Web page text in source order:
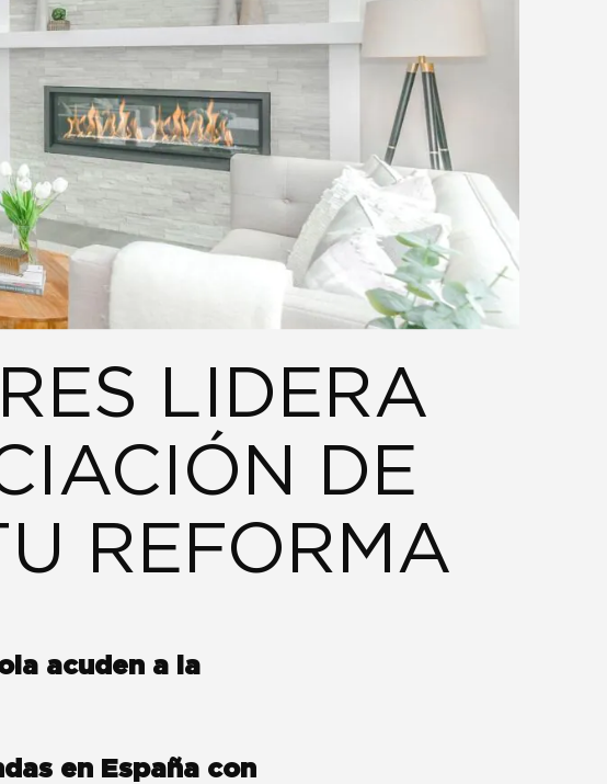
LIDERA
DE
REFORMA
acuden a la
en España con